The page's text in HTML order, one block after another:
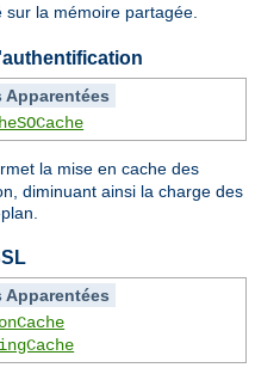
la mémoire partagée.
Apparentées
la mise en cache des
diminuant ainsi la charge des
Apparentées